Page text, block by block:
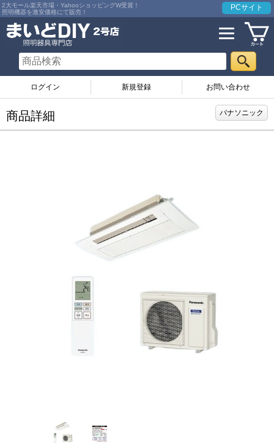
2大モール楽天市場・YahooショッピングW受賞！
照明機器を激安価格にて販売！
PCサイト
ログイン お問い合わせ
商品詳細 パナソニック